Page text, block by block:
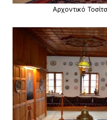
Αρχοντικό